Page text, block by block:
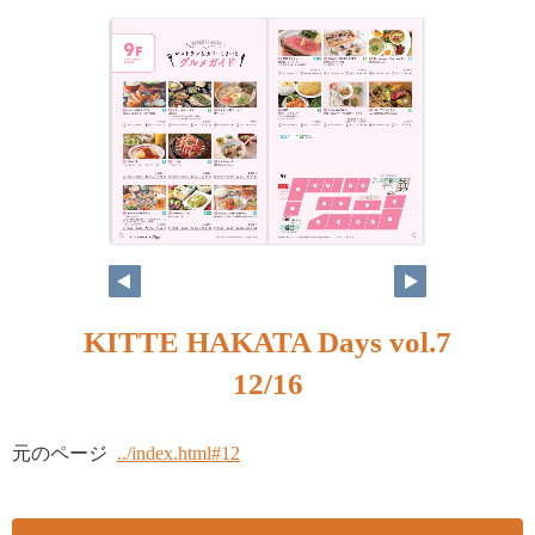
KITTE HAKATA Days vol.7
12/16
元のページ ../index.html#12